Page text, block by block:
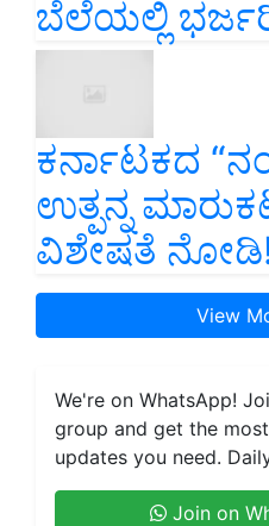
ಬೆಲೆಯಲ್ಲಿ
ಕರ್ನಾಟಕದ
ಉತ್ಪನ್ನ
ವಿಶೇಷತೆ
View
We're on WhatsApp!
group and get the
updates you need.
Join on